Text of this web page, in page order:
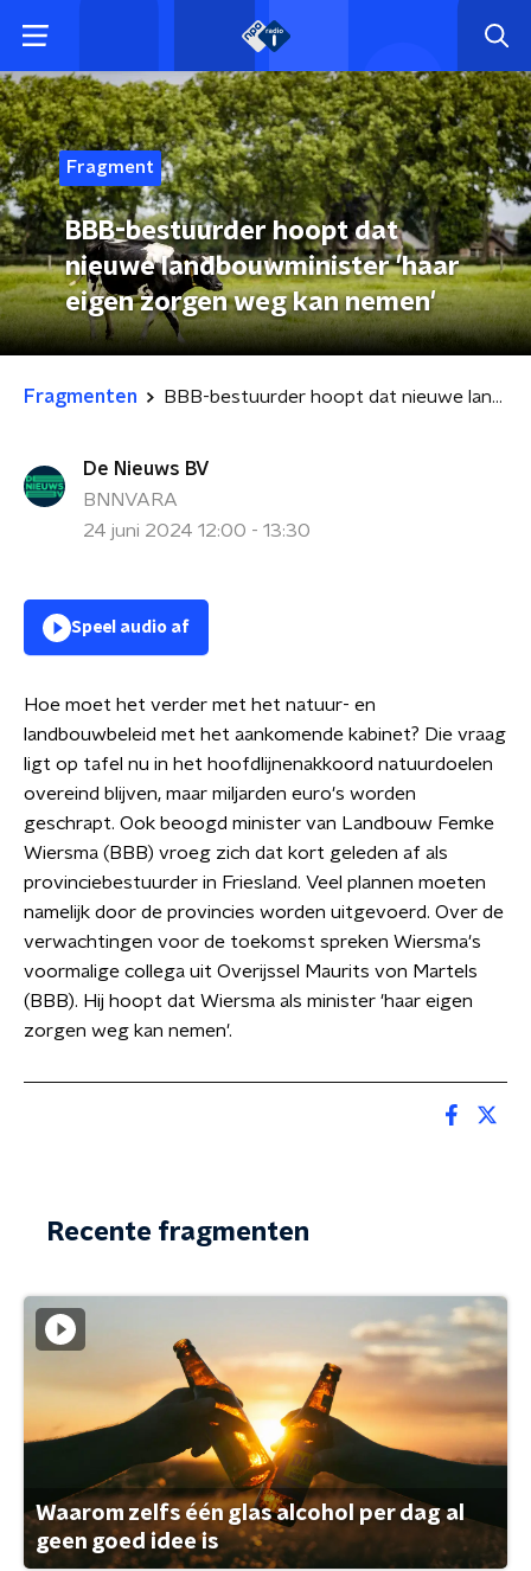
Fragment
BBB-bestuurder hoopt dat
nieuwe landbouwminister 'haar
eigen zorgen weg kan nemen'
Fragmenten BBB-bestuurder hoopt dat nieuwe landbouwminister 'haar eigen zorgen weg kan nemen'
De Nieuws BV
BNNVARA
24 juni 2024 12:00 - 13:30
Speel audio af
Hoe moet het verder met het natuur- en
landbouwbeleid met het aankomende kabinet? Die vraag
ligt op tafel nu in het hoofdlijnenakkoord natuurdoelen
overeind blijven, maar miljarden euro's worden
geschrapt. Ook beoogd minister van Landbouw Femke
Wiersma (BBB) vroeg zich dat kort geleden af als
provinciebestuurder in Friesland. Veel plannen moeten
namelijk door de provincies worden uitgevoerd. Over de
verwachtingen voor de toekomst spreken Wiersma's
voormalige collega uit Overijssel Maurits von Martels
(BBB). Hij hoopt dat Wiersma als minister 'haar eigen
zorgen weg kan nemen'.
Recente fragmenten
Waarom zelfs één glas alcohol per dag al
geen goed idee is